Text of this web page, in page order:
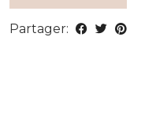
Partager: